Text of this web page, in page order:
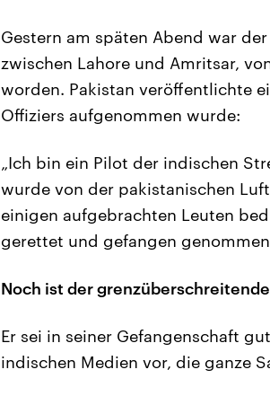
Gestern am späten Abend war
zwischen Lahore und Amritsar,
worden. Pakistan veröffentlichte
Offiziers aufgenommen wurde:
„Ich bin ein Pilot der indischen
wurde von der pakistanischen
einigen aufgebrachten Leuten
gerettet und gefangen
Noch ist der
Er sei in seiner Gefangenschaft
indischen Medien vor, die ganze